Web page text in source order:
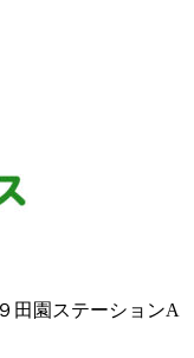
田園ステーションA